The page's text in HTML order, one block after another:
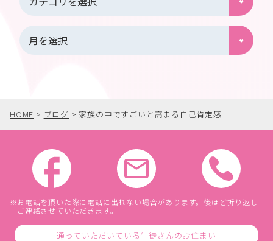
HOME > ブログ > 家族の中ですごいと高まる自己肯定感
お電話を頂いた際に電話に出れない場合があります。後ほど折り返し
ご連絡させていただきます。
通っていただいている生徒さんのお住まい